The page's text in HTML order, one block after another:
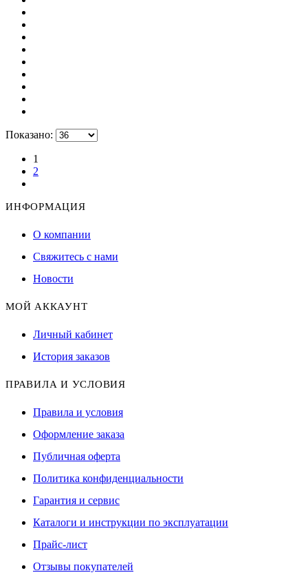
Показано:
1
2
ИНФОРМАЦИЯ
О компании
Свяжитесь с нами
Новости
МОЙ АККАУНТ
Личный кабинет
История заказов
ПРАВИЛА И УСЛОВИЯ
Правила и условия
Оформление заказа
Публичная оферта
Политика конфиденциальности
Гарантия и сервис
Каталоги и инструкции по эксплуатации
Прайс-лист
Отзывы покупателей